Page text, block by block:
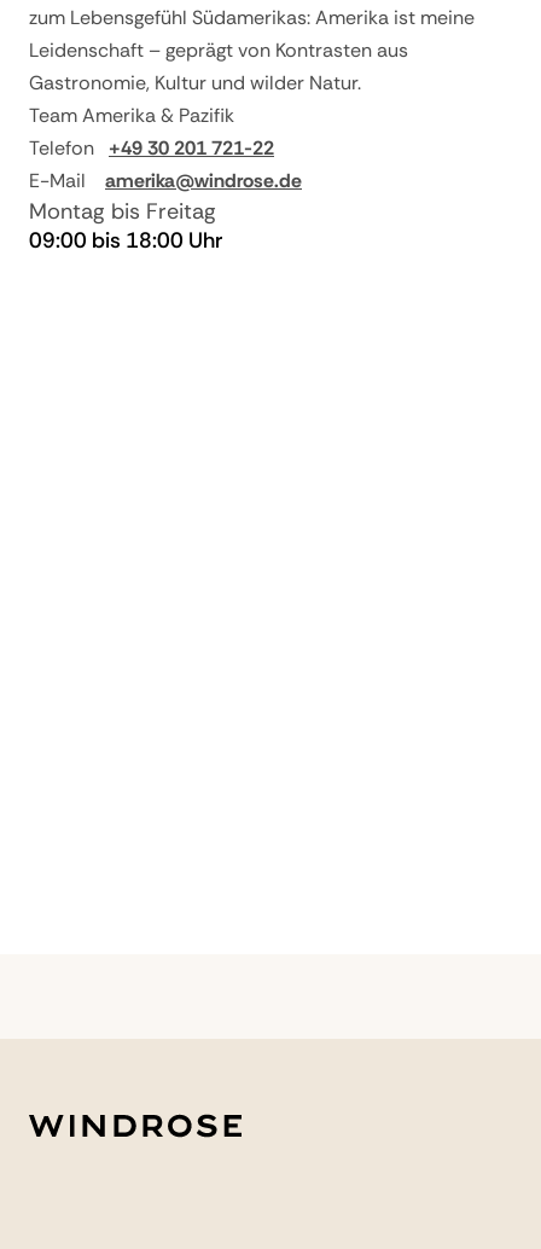
ab 10 und bis 4
80% vom
Reisepreis
ab 3 und bei
Nichtantritt
zum Lebensgefühl Südamerikas: Amerika ist meine
Leidenschaft – geprägt von Kontrasten aus
Gastronomie, Kultur und wilder Natur.
Team Amerika & Pazifik
Telefon
+49 30 201 721-22
E-Mail
amerika@windrose.de
Montag bis Freitag
09:00 bis 18:00 Uhr